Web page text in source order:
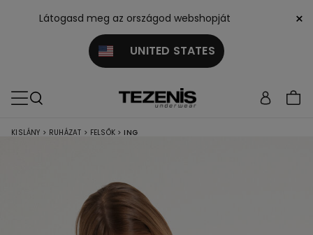
Látogasd meg az országod webshopját
UNITED STATES
×
KISLÁNY > RUHÁZAT > FELSŐK > ING